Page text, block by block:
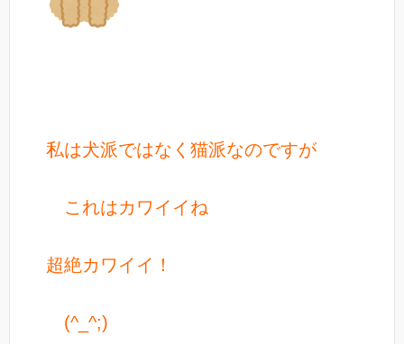
私は犬派ではなく猫派なのですが
これはカワイイね
超絶カワイイ！
(^_^;)